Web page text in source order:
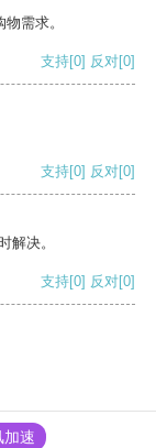
需求。
支持[0] 反对[0]
支持[0] 反对[0]
解决。
支持[0] 反对[0]
加速